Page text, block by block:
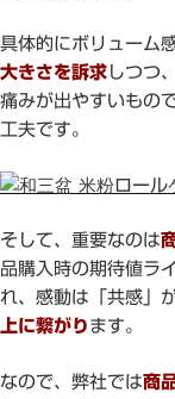
具体的にボリューム
大きさを訴求 しつつ
痛みが出やすいもの
工夫です。
そして、重要なのは
品購入時の期待値ラ
れ、感動は「共感」
上に繋がり ます。
なので、弊社では商